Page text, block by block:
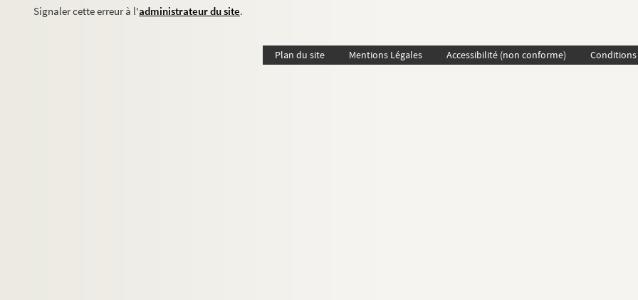
Signaler cette erreur à l'administrateur du site.
Plan du site Mentions Légales Accessibilité (non conforme)